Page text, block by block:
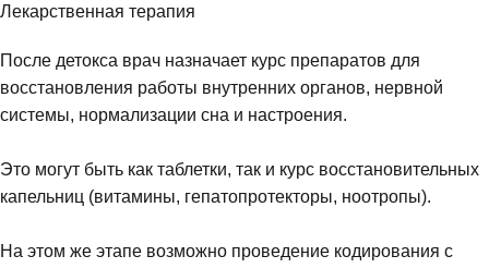
Лекарственная терапия
После детокса врач назначает курс препаратов для
восстановления работы внутренних органов, нервной
системы, нормализации сна и настроения.
Это могут быть как таблетки, так и курс восстановительных
капельниц (витамины, гепатопротекторы, ноотропы).
На этом же этапе возможно проведение кодирования с